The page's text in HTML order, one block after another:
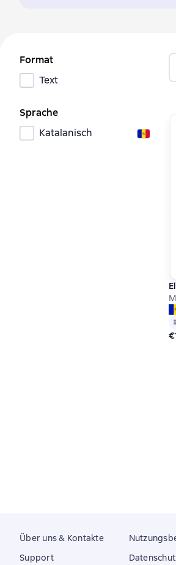
Format
Text
Sprache
Katalanisch
Über uns & Kontakte
Support